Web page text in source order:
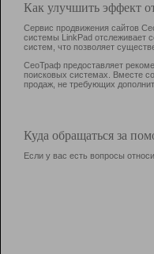
Как улучшить эффект
Сервис продвижения сайтов
системы LinkPad отслеживает
систем, что позволяет
СеоТраф предоставляет
поисковых системах. Вместе
продаж, не требующих
Куда обращаться за
Если у вас есть вопросы